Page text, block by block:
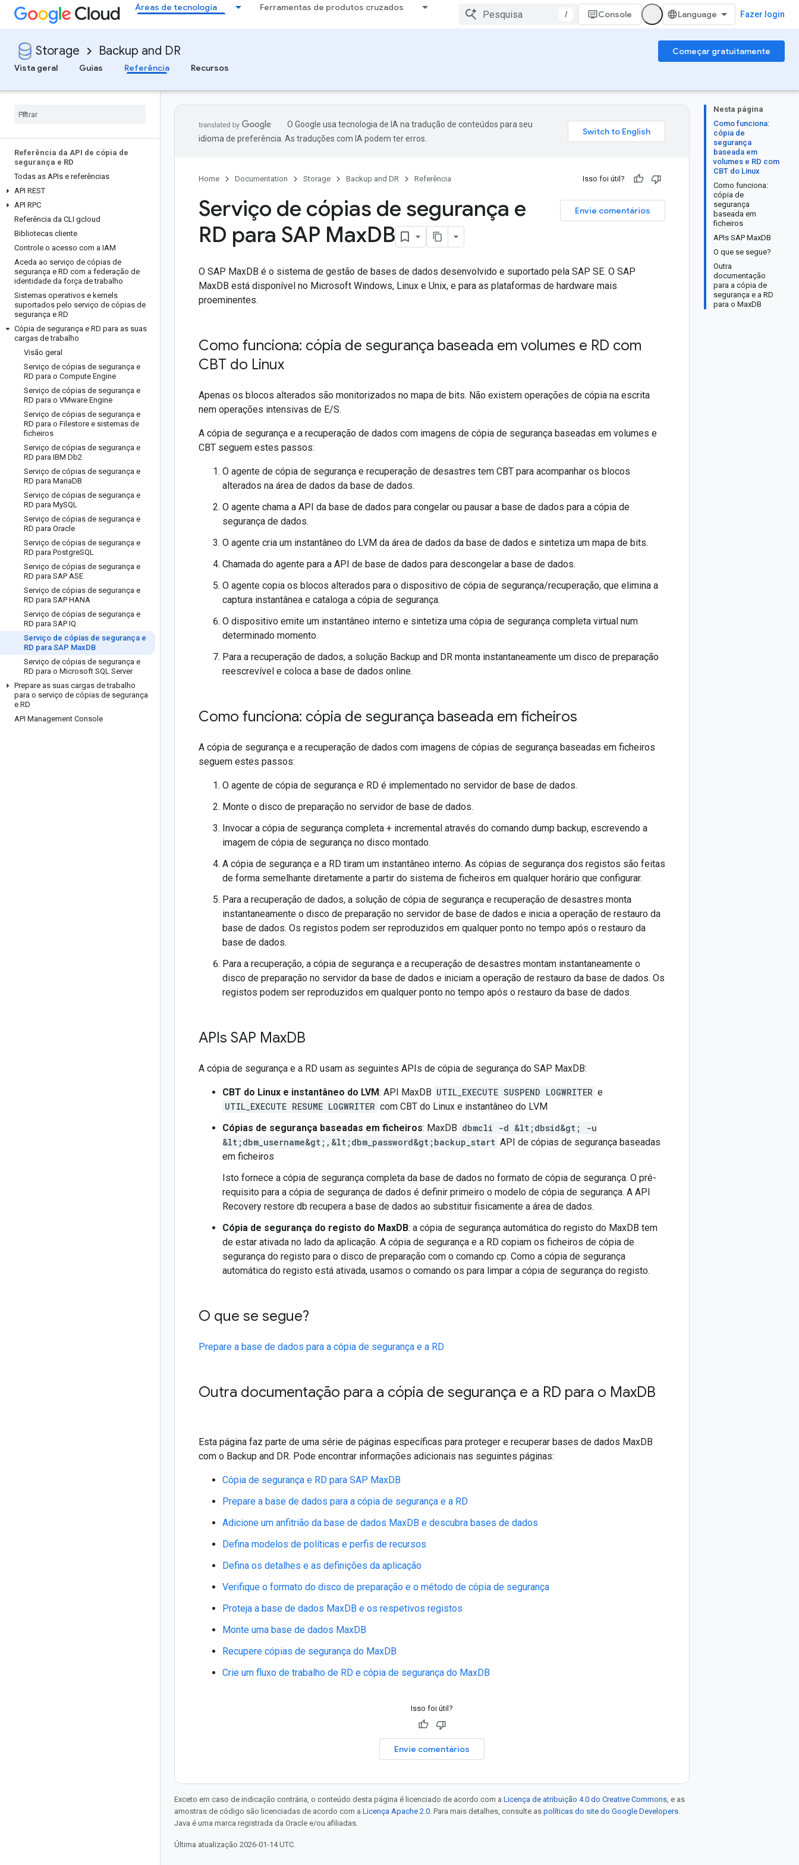
Áreas de tecnologia Ferramentas de produtos cruzados
/ Console Fazer login
Storage Backup and DR
Começar gratuitamente
Vista geral
Guias Referência Recursos
Referência da API de cópia de
segurança e RD
Todas as APIs e referências
API REST
API RPC
Referência da CLI gcloud
Bibliotecas cliente
Controle o acesso com a IAM
Aceda ao serviço de cópias de
segurança e RD com a federação de
identidade da força de trabalho
Sistemas operativos e kernels
suportados pelo serviço de cópias de
segurança e RD
Cópia de segurança e RD para as suas
cargas de trabalho
Visão geral
Serviço de cópias de segurança e
RD para o Compute Engine
Serviço de cópias de segurança e
RD para o VMware Engine
Serviço de cópias de segurança e
RD para o Filestore e sistemas de
ficheiros
Serviço de cópias de segurança e
RD para IBM Db2
Serviço de cópias de segurança e
RD para MariaDB
Serviço de cópias de segurança e
RD para MySQL
Serviço de cópias de segurança e
RD para Oracle
Serviço de cópias de segurança e
RD para PostgreSQL
Serviço de cópias de segurança e
RD para SAP ASE
Serviço de cópias de segurança e
RD para SAP HANA
Serviço de cópias de segurança e
RD para SAP IQ
Serviço de cópias de segurança e
RD para SAP MaxDB
Serviço de cópias de segurança e
RD para o Microsoft SQL Server
Prepare as suas cargas de trabalho
para o serviço de cópias de segurança
e RD
API Management Console
Nesta página
Como funciona:
cópia de
segurança
baseada em
volumes e RD com
CBT do Linux
Como funciona:
cópia de
segurança
baseada em
ficheiros
APIs SAP MaxDB
O que se segue?
Outra
documentação
para a cópia de
segurança e a RD
para o MaxDB
O Google usa tecnologia de IA na tradução de conteúdos para seu
idioma de preferência. As traduções com IA podem ter erros.
Home Documentation Storage Backup and DR Referência Isso foi útil?
Envie comentários
Serviço de cópias de segurança e
RD para SAP MaxDB
O SAP MaxDB é o sistema de gestão de bases de dados desenvolvido e suportado pela SAP SE. O SAP
MaxDB está disponível no Microsoft Windows, Linux e Unix, e para as plataformas de hardware mais
proeminentes.
Como funciona: cópia de segurança baseada em volumes e RD com
CBT do Linux
Apenas os blocos alterados são monitorizados no mapa de bits. Não existem operações de cópia na escrita
nem operações intensivas de E/S.
A cópia de segurança e a recuperação de dados com imagens de cópia de segurança baseadas em volumes e
CBT seguem estes passos:
O agente de cópia de segurança e recuperação de desastres tem CBT para acompanhar os blocos
alterados na área de dados da base de dados.
O agente chama a API da base de dados para congelar ou pausar a base de dados para a cópia de
segurança de dados.
O agente cria um instantâneo do LVM da área de dados da base de dados e sintetiza um mapa de bits.
Chamada do agente para a API de base de dados para descongelar a base de dados.
O agente copia os blocos alterados para o dispositivo de cópia de segurança/recuperação, que elimina a
captura instantânea e cataloga a cópia de segurança.
O dispositivo emite um instantâneo interno e sintetiza uma cópia de segurança completa virtual num
determinado momento.
Para a recuperação de dados, a solução Backup and DR monta instantaneamente um disco de preparação
reescrevível e coloca a base de dados online.
Como funciona: cópia de segurança baseada em ficheiros
A cópia de segurança e a recuperação de dados com imagens de cópias de segurança baseadas em ficheiros
seguem estes passos:
O agente de cópia de segurança e RD é implementado no servidor de base de dados.
Monte o disco de preparação no servidor de base de dados.
Invocar a cópia de segurança completa + incremental através do comando dump backup, escrevendo a
imagem de cópia de segurança no disco montado.
A cópia de segurança e a RD tiram um instantâneo interno. As cópias de segurança dos registos são feitas
de forma semelhante diretamente a partir do sistema de ficheiros em qualquer horário que configurar.
Para a recuperação de dados, a solução de cópia de segurança e recuperação de desastres monta
instantaneamente o disco de preparação no servidor de base de dados e inicia a operação de restauro da
base de dados. Os registos podem ser reproduzidos em qualquer ponto no tempo após o restauro da
base de dados.
Para a recuperação, a cópia de segurança e a recuperação de desastres montam instantaneamente o
disco de preparação no servidor da base de dados e iniciam a operação de restauro da base de dados. Os
registos podem ser reproduzidos em qualquer ponto no tempo após o restauro da base de dados.
APIs SAP MaxDB
A cópia de segurança e a RD usam as seguintes APIs de cópia de segurança do SAP MaxDB:
CBT do Linux e instantâneo do LVM: API MaxDB UTIL_EXECUTE SUSPEND LOGWRITER e
UTIL_EXECUTE RESUME LOGWRITER com CBT do Linux e instantâneo do LVM
Cópias de segurança baseadas em ficheiros: MaxDB dbmcli -d &lt;dbsid&gt; -u
&lt;dbm_username&gt;,&lt;dbm_password&gt;backup_start API de cópias de segurança baseadas
em ficheiros
Isto fornece a cópia de segurança completa da base de dados no formato de cópia de segurança. O pré-
requisito para a cópia de segurança de dados é definir primeiro o modelo de cópia de segurança. A API
Recovery restore db recupera a base de dados ao substituir fisicamente a área de dados.
Cópia de segurança do registo do MaxDB: a cópia de segurança automática do registo do MaxDB tem
de estar ativada no lado da aplicação. A cópia de segurança e a RD copiam os ficheiros de cópia de
segurança do registo para o disco de preparação com o comando cp. Como a cópia de segurança
automática do registo está ativada, usamos o comando os para limpar a cópia de segurança do registo.
O que se segue?
Prepare a base de dados para a cópia de segurança e a RD
Outra documentação para a cópia de segurança e a RD para o MaxDB
Esta página faz parte de uma série de páginas específicas para proteger e recuperar bases de dados MaxDB
com o Backup and DR. Pode encontrar informações adicionais nas seguintes páginas:
Cópia de segurança e RD para SAP MaxDB
Prepare a base de dados para a cópia de segurança e a RD
Adicione um anfitrião da base de dados MaxDB e descubra bases de dados
Defina modelos de políticas e perfis de recursos
Defina os detalhes e as definições da aplicação
Verifique o formato do disco de preparação e o método de cópia de segurança
Proteja a base de dados MaxDB e os respetivos registos
Monte uma base de dados MaxDB
Recupere cópias de segurança do MaxDB
Crie um fluxo de trabalho de RD e cópia de segurança do MaxDB
Isso foi útil?
Envie comentários
Exceto em caso de indicação contrária, o conteúdo desta página é licenciado de acordo com a Licença de atribuição 4.0 do Creative Commons, e as
amostras de código são licenciadas de acordo com a Licença Apache 2.0. Para mais detalhes, consulte as políticas do site do Google Developers.
Java é uma marca registrada da Oracle e/ou afiliadas.
Última atualização 2026-01-14 UTC.